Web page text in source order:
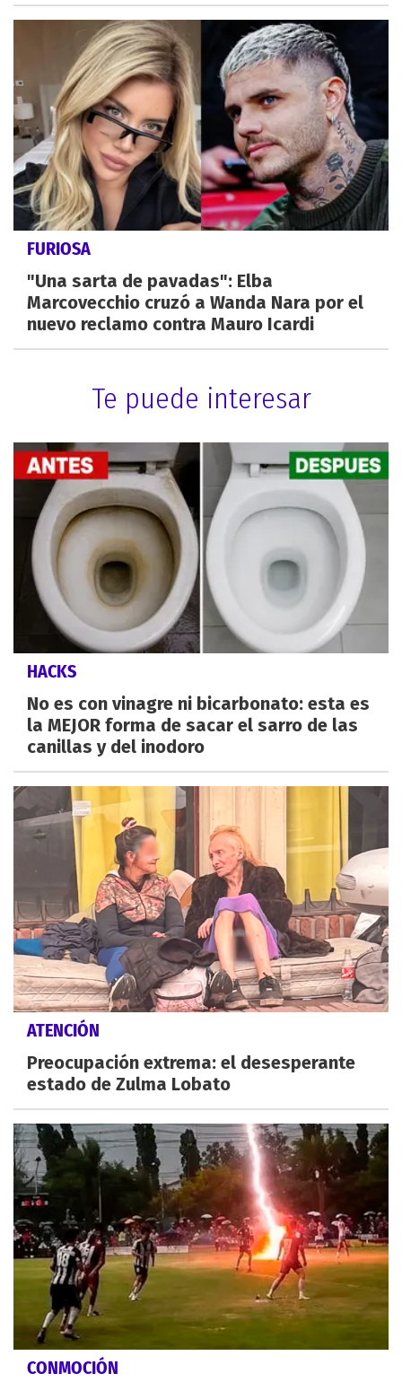
FURIOSA
"Una sarta de pavadas": Elba
Marcovecchio cruzó a Wanda Nara por el
nuevo reclamo contra Mauro Icardi
Te puede interesar
HACKS
No es con vinagre ni bicarbonato: esta es
la MEJOR forma de sacar el sarro de las
canillas y del inodoro
ATENCIÓN
Preocupación extrema: el desesperante
estado de Zulma Lobato
CONMOCIÓN